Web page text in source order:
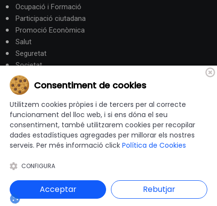
Ocupació i Formació
Participació ciutadana
Promoció Econòmica
Salut
Seguretat
Societat
Turisme
Altres Canals
canalandorra.ad
© 2012-2026 Ajuntaments de Catalunya - Tots els drets
Avís Legal |Política de privacitat|
Política de Cookies|Accessibilitat|
Consentiment de cookies
Utilitzem cookies pròpies i de tercers per al correcte
funcionament del lloc web, i si ens dóna el seu
consentiment, també utilitzarem cookies per recopilar
dades estadístiques agregades per millorar els nostres
serveis. Per més informació click Política de Cookies
CONFIGURA
Acceptar Rebutjar